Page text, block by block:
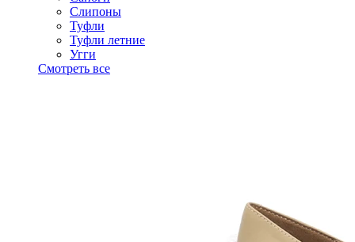
Слипоны
Туфли
Туфли летние
Угги
Смотреть все